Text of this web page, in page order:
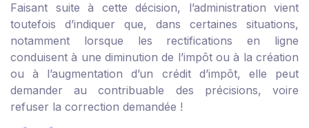
Faisant suite à cette décision, l’administration vient
toutefois d’indiquer que, dans certaines situations,
notamment lorsque les rectifications en ligne
conduisent à une diminution de l’impôt ou à la création
ou à l’augmentation d’un crédit d’impôt, elle peut
demander au contribuable des précisions, voire
refuser la correction demandée !